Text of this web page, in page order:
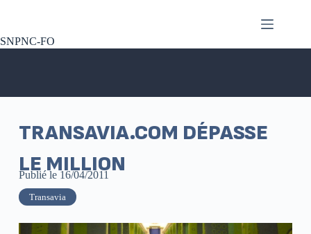
SNPNC-FO
TRANSAVIA.COM DÉPASSE
LE MILLION
Publié le 16/04/2011
Transavia